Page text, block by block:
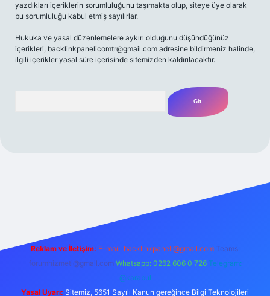
yazdıkları içeriklerin sorumluluğunu taşımakta olup, siteye üye olarak
bu sorumluluğu kabul etmiş sayılırlar.
Hukuka ve yasal düzenlemelere aykırı olduğunu düşündüğünüz
içerikleri, backlinkpanelicomtr@gmail.com adresine bildirmeniz halinde,
ilgili içerikler yasal süre içerisinde sitemizden kaldırılacaktır.
Reklam ve İletişim: E-mail: backlinkpaneli@gmail.com Teams:
forumhizmeti@gmail.com Whatsapp: 0262 606 0 726 Telegram:
@karabul
Yasal Uyarı: Sitemiz, 5651 Sayılı Kanun gereğince Bilgi Teknolojileri